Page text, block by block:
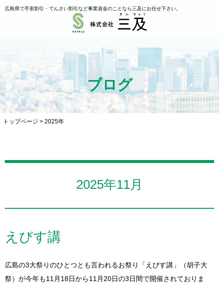
広島県で手形割引・でんさい割引など事業資金のことなら三及にお任せ下さい。
ブログ
トップページ > 2025年
2025年11月
えびす講
広島の3大祭りのひとつとも言われるお祭り「えびす講」（胡子大
祭）が今年も11月18日から11月20日の3日間で開催されておりま